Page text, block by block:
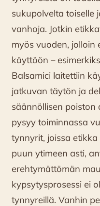
sukupolvelta toiselle
vanhoja. Jotkin
myös vuoden, jolloin
käyttöön –
Balsamici laitettiin
jatkuvan täytön ja
säännöllisen
pysyy toiminnassa
tynnyrit, joissa
puun ytimeen asti,
erehtymättömän
kypsytysprosessi ei
tynnyreillä. Vanhin